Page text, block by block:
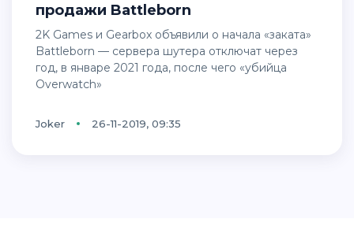
продажи Battleborn
2K Games и Gearbox объявили о начала «заката»
Battleborn — сервера шутера отключат через
год, в январе 2021 года, после чего «убийца
Overwatch»
Joker 26-11-2019, 09:35